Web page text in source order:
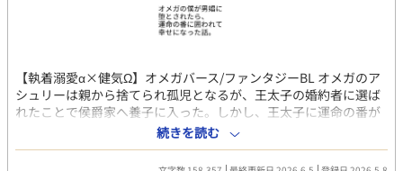
【執着溺愛α×健気Ω】オメガバース/ファンタジーBL オメガのア
シュリーは親から捨てられ孤児となるが、王太子の婚約者に選ば
れたことで侯爵家へ養子に入った。しかし、王太子に運命の番が
現れ、アシュリーは婚約破棄されて王都を追放される。 平民に堕
ちたアシュリーが連れてこられたのは、身寄りのないオメガが助
け合って暮らす娼館だった。そこで初めての客を取るため緊張し
続きを読む